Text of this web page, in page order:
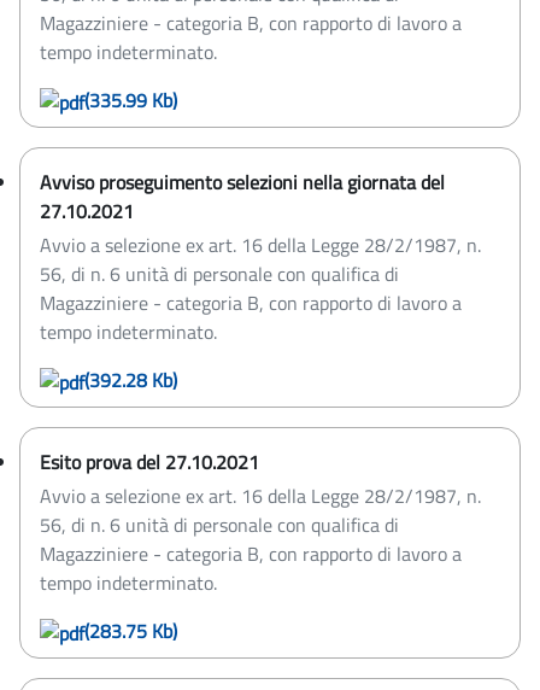
Magazziniere - categoria B, con rapporto di lavoro a
tempo indeterminato.
(335.99 Kb)
Avviso proseguimento selezioni nella giornata del
27.10.2021
Avvio a selezione ex art. 16 della Legge 28/2/1987, n.
56, di n. 6 unità di personale con qualifica di
Magazziniere - categoria B, con rapporto di lavoro a
tempo indeterminato.
(392.28 Kb)
Esito prova del 27.10.2021
Avvio a selezione ex art. 16 della Legge 28/2/1987, n.
56, di n. 6 unità di personale con qualifica di
Magazziniere - categoria B, con rapporto di lavoro a
tempo indeterminato.
(283.75 Kb)